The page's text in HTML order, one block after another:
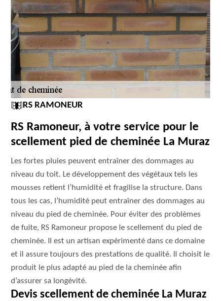
RS RAMONEUR
RS Ramoneur, à votre service pour le
scellement pied de cheminée La Muraz
Les fortes pluies peuvent entraîner des dommages au
niveau du toit. Le développement des végétaux tels les
mousses retient l’humidité et fragilise la structure. Dans
tous les cas, l’humidité peut entraîner des dommages au
niveau du pied de cheminée. Pour éviter des problèmes
de fuite, RS Ramoneur propose le scellement du pied de
cheminée. Il est un artisan expérimenté dans ce domaine
et il assure toujours des prestations de qualité. Il choisit le
produit le plus adapté au pied de la cheminée afin
d’assurer sa longévité.
Devis scellement de cheminée La Muraz